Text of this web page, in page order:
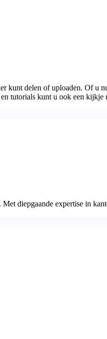
kunt delen of uploaden. Of u
tutorials kunt u ook een kijkje
diepgaande expertise in